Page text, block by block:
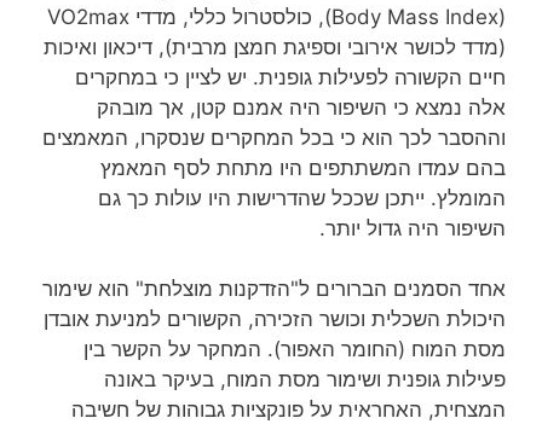
(Body Mass Index), כולסטרול כללי, מדדי VO2max
(מדד לכושר אירובי וספיגת חמצן מרבית), דיכאון ואיכות
חיים הקשורה לפעילות גופנית. יש לציין כי במחקרים
אלה נמצא כי השיפור היה אמנם קטן, אך מובהק
וההסבר לכך הוא כי בכל המחקרים שנסקרו, המאמצים
בהם עמדו המשתתפים היו מתחת לסף המאמץ
המומלץ. ייתכן שככל שהדרישות היו עולות כך גם
השיפור היה גדול יותר.
אחד הסמנים הברורים ל"הזדקנות מוצלחת" הוא שימור
היכולת השכלית וכושר הזכירה, הקשורים למניעת אובדן
מסת המוח (החומר האפור). המחקר על הקשר בין
פעילות גופנית ושימור מסת המוח, בעיקר באונה
המצחית, האחראית על פונקציות גבוהות של חשיבה